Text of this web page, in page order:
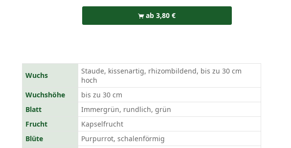
ab 3,80 €
Wuchs
Staude, kissenartig, rhizombildend, bis zu 30 cm
hoch
Wuchshöhe
bis zu 30 cm
Blatt
Immergrün, rundlich, grün
Frucht
Kapselfrucht
Blüte
Purpurrot, schalenförmig